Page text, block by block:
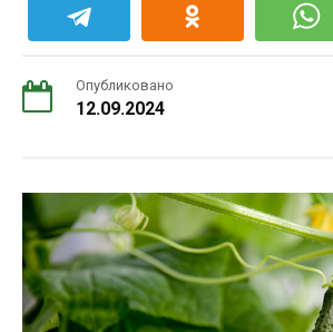
Опубликовано
12.09.2024